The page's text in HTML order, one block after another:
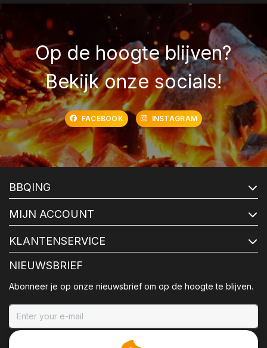
Op de hoogte blijven?
Bekijk onze socials!
FACEBOOK INSTAGRAM
BBQING
MIJN ACCOUNT
KLANTENSERVICE
NIEUWSBRIEF
Abonneer je op onze nieuwsbrief om op de hoogte te blijven.